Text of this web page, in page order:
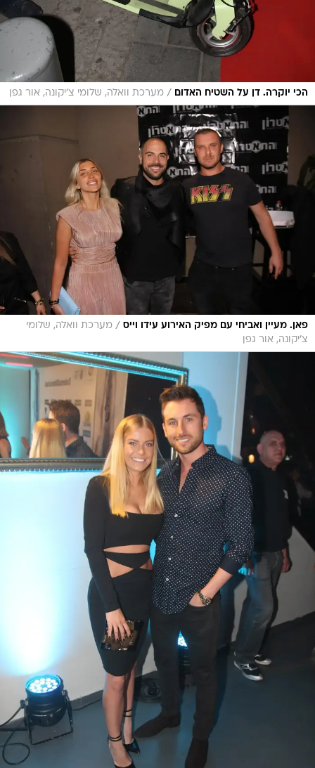
הכי יוקרה. דן על השטיח האדום / מערכת וואלה, שלומי צ'יקונה, אור גפן
פאן. מעיין ואביחי עם מפיק האירוע עידו וייס / מערכת וואלה, שלומי
צ'יקונה, אור גפן